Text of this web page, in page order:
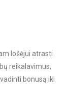
lošėjui atrasti
reikalavimus,
bonusą iki